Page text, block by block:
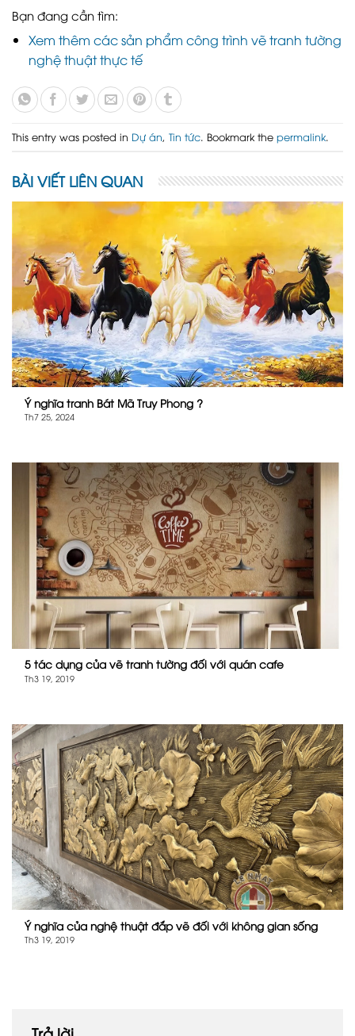
Bạn đang cần tìm:
Xem thêm các sản phẩm công trình vẽ tranh tường
nghệ thuật thực tế
This entry was posted in Dự án, Tin tức. Bookmark the permalink.
BÀI VIẾT LIÊN QUAN
Ý nghĩa tranh Bát Mã Truy Phong ?
Th7 25, 2024
5 tác dụng của vẽ tranh tường đối với quán cafe
Th3 19, 2019
Ý nghĩa của nghệ thuật đắp vẽ đối với không gian sống
Th3 19, 2019